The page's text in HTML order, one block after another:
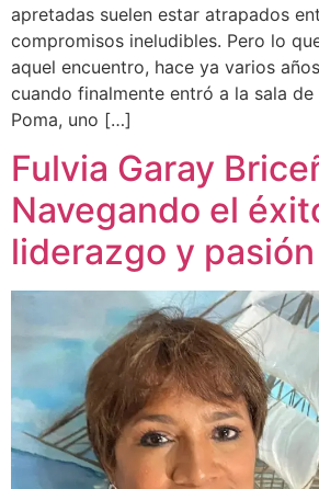
apretadas suelen estar atrapados
compromisos ineludibles. Pero lo
aquel encuentro, hace ya varios
cuando finalmente entró a la sala de
Poma, uno […]
Fulvia Garay
Navegando el
liderazgo y pasión